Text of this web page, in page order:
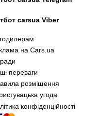
carsua Viber
на Cars.ua
переваги
розміщення
угода
конфіденційності